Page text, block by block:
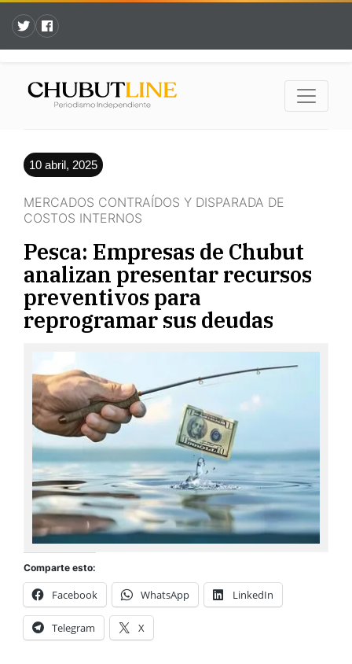
10 abril, 2025
MERCADOS CONTRAÍDOS Y DISPARADA DE
COSTOS INTERNOS
Pesca: Empresas de Chubut
analizan presentar recursos
preventivos para
reprogramar sus deudas
Comparte esto:
Facebook WhatsApp LinkedIn
Telegram X